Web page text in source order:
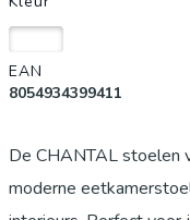
EAN
8054934399411
De CHANTAL stoelen
moderne